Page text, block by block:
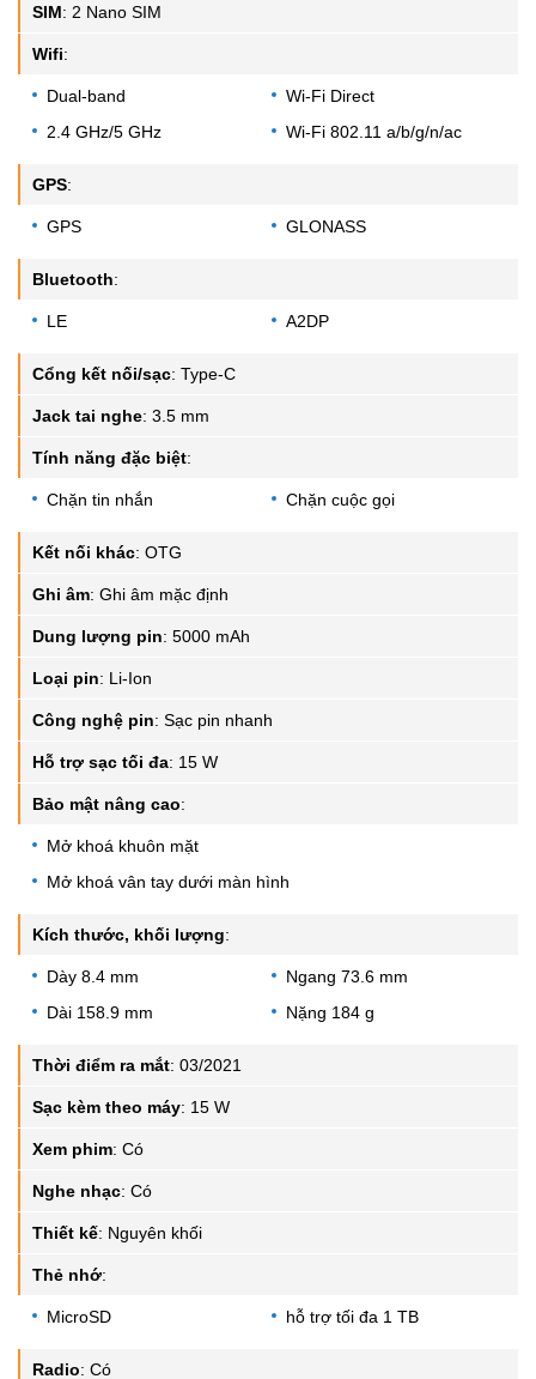
SIM: 2 Nano SIM
Wifi:
Dual-band
Wi-Fi Direct
2.4 GHz/5 GHz
Wi-Fi 802.11 a/b/g/n/ac
GPS:
GPS GLONASS
Bluetooth:
LE A2DP
Cổng kết nối/sạc: Type-C
Jack tai nghe: 3.5 mm
Tính năng đặc biệt:
Chặn tin nhắn Chặn cuộc gọi
Kết nối khác: OTG
Ghi âm: Ghi âm mặc định
Dung lượng pin: 5000 mAh
Loại pin: Li-Ion
Công nghệ pin: Sạc pin nhanh
Hỗ trợ sạc tối đa: 15 W
Bảo mật nâng cao:
Mở khoá khuôn mặt
Mở khoá vân tay dưới màn hình
Kích thước, khối lượng:
Dày 8.4 mm
Ngang 73.6 mm
Dài 158.9 mm
Nặng 184 g
Thời điểm ra mắt: 03/2021
Sạc kèm theo máy: 15 W
Xem phim: Có
Nghe nhạc: Có
Thiết kế: Nguyên khối
Thẻ nhớ:
MicroSD hỗ trợ tối đa 1 TB
Radio: Có